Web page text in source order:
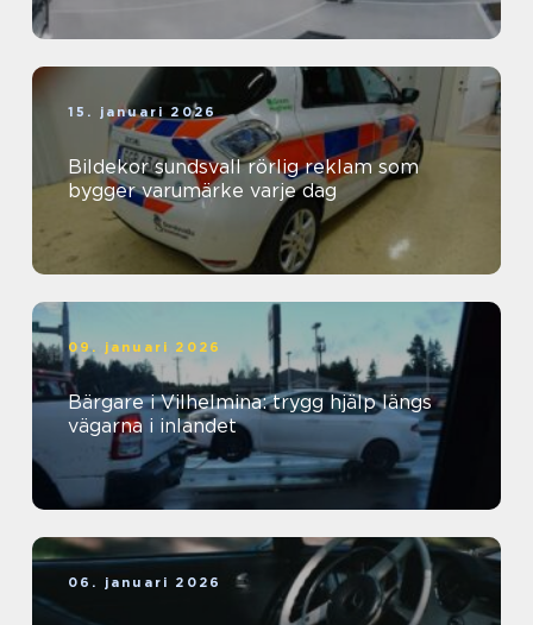
15. januari 2026
Bildekor sundsvall rörlig reklam som
bygger varumärke varje dag
09. januari 2026
Bärgare i Vilhelmina: trygg hjälp längs
vägarna i inlandet
06. januari 2026